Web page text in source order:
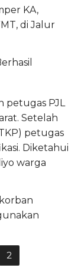
KA,
di Jalur
petugas PJL
Setelah
petugas
Diketahui
warga
2